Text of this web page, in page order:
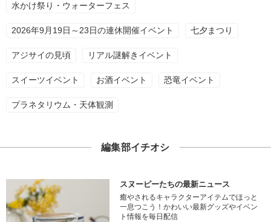
水かけ祭り・ウォーターフェス
2026年9月19日～23日の連休開催イベント 七夕まつり
アジサイの見頃 リアル謎解きイベント
スイーツイベント お酒イベント 恐竜イベント
プラネタリウム・天体観測
編集部イチオシ
スヌーピーたちの最新ニュース
癒やされるキャラクターアイテムでほっと
一息つこう！かわいい最新グッズやイベン
ト情報を毎日配信